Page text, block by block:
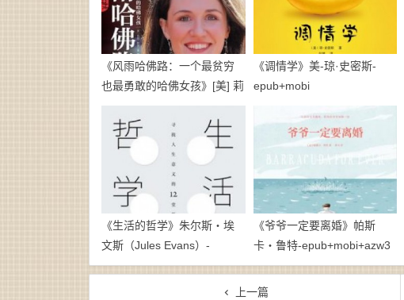
《风雨哈佛路：一个最贫穷
也最勇敢的哈佛女孩》[美] 莉
《调情学》美-琼·史密斯-
epub+mobi
《生活的哲学》朱尔斯・埃
文斯（Jules Evans）-
epub+mobi+azw3
《爷爷一定要离婚》帕斯
卡・鲁特-epub+mobi+azw3
上一篇